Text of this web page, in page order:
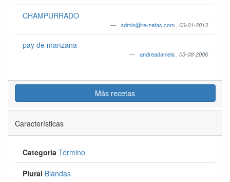
CHAMPURRADO
admin@re-zetas.com 03-01-2013
pay de manzana
andreadaniela 03-08-2006
Más recetas
Características
Categoría Término
Plural Blandas